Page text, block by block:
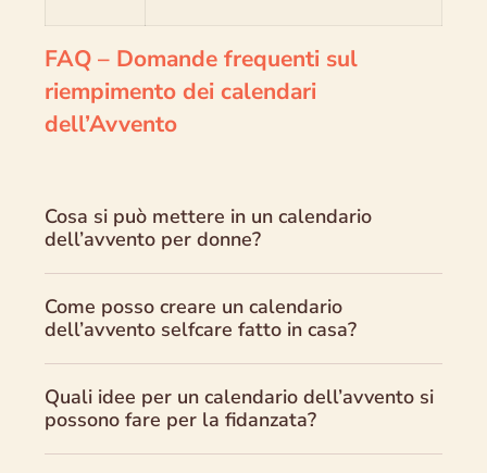
FAQ – Domande frequenti sul
riempimento dei calendari
dell’Avvento
Cosa si può mettere in un calendario
dell’avvento per donne?
Come posso creare un calendario
dell’avvento selfcare fatto in casa?
Quali idee per un calendario dell’avvento si
possono fare per la fidanzata?